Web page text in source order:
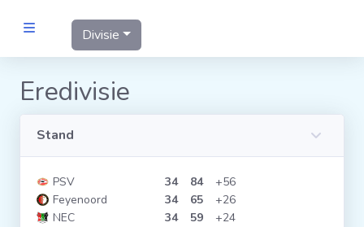
Programma's
Matrixen
Statistieken
Divisie
Eredivisie
Stand
PSV 34 84
+56
Feyenoord
34 65
+26
NEC
34 59
+24